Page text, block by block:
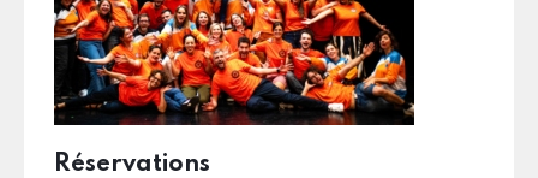
Réservations